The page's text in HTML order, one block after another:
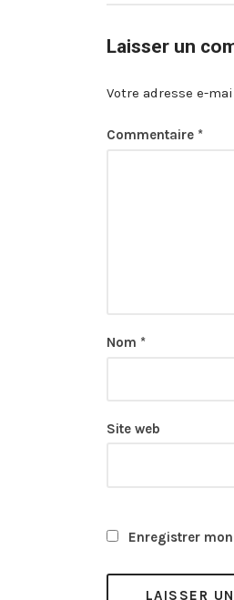
Laisser un
Votre adresse e-
Commentaire *
Nom *
Site web
Enregistrer